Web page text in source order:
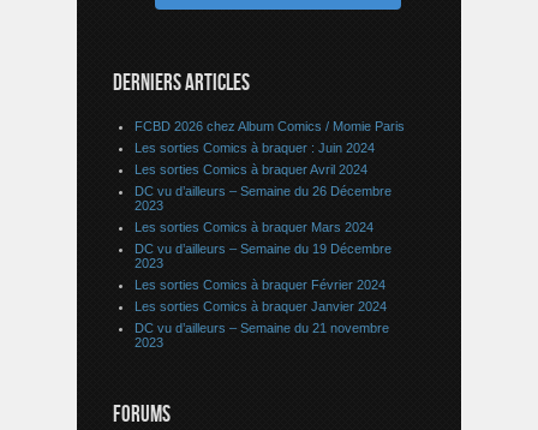
DERNIERS ARTICLES
FCBD 2026 chez Album Comics / Momie Paris
Les sorties Comics à braquer : Juin 2024
Les sorties Comics à braquer Avril 2024
DC vu d’ailleurs – Semaine du 26 Décembre
2023
Les sorties Comics à braquer Mars 2024
DC vu d’ailleurs – Semaine du 19 Décembre
2023
Les sorties Comics à braquer Février 2024
Les sorties Comics à braquer Janvier 2024
DC vu d’ailleurs – Semaine du 21 novembre
2023
FORUMS